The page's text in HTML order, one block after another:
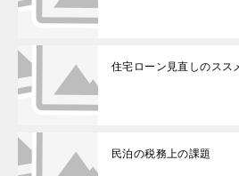
住宅ローン見直しのスス
民泊の税務上の課題